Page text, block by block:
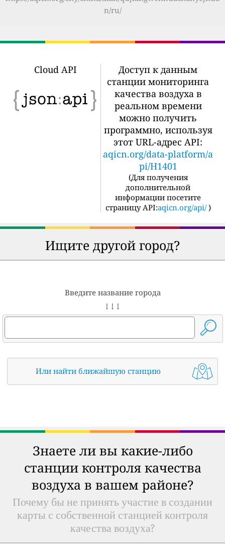
n/ru/
Cloud API
Доступ к данным
станции мониторинга
качества воздуха в
реальном времени
можно получить
программно, используя
этот URL-адрес API:
aqicn.org/data-platform/a
pi/H1401
(Для получения
дополнительной
информации посетите
страницу API:aqicn.org/api/ )
Ищите другой город?
Введите название города
↓ ↓ ↓
Или найти ближайшую станцию
Знаете ли вы какие-либо
станции контроля качества
воздуха в вашем районе?
Почему бы не принять участие в создании
карты с собственной станцией контроля
качества воздуха?